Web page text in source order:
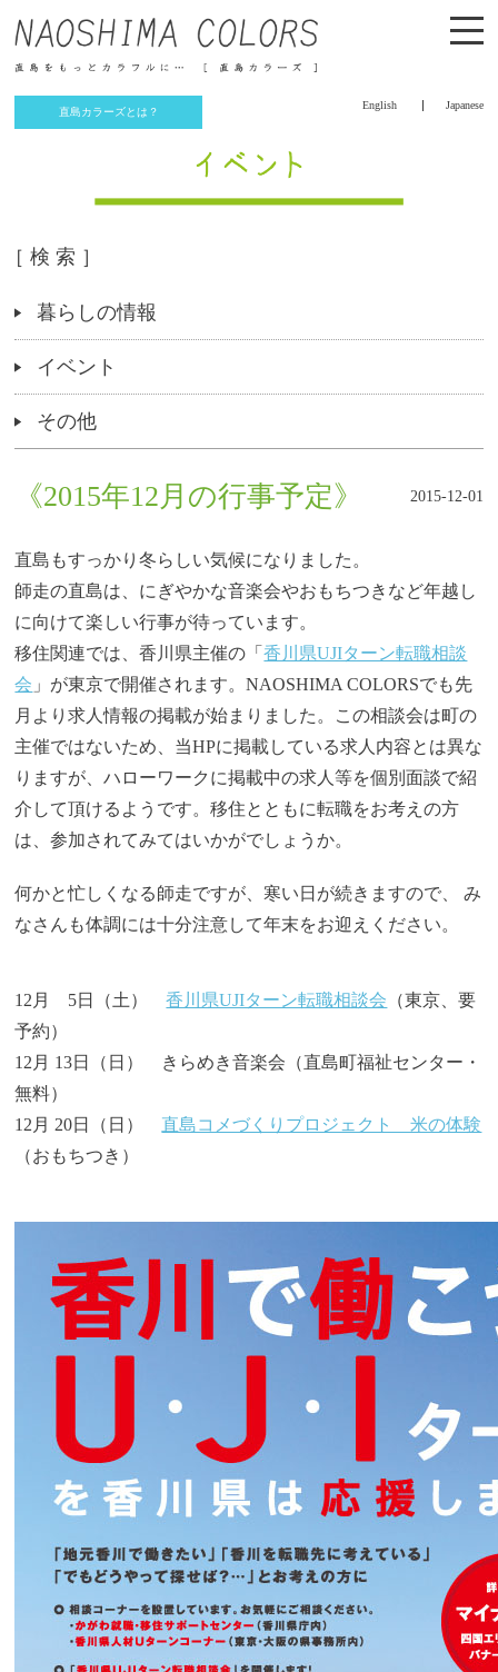
直島カラーズとは？
English Japanese
［ 検 索 ］
暮らしの情報
イベント
その他
《2015年12月の行事予定》 2015-12-01
直島もすっかり冬らしい気候になりました。
師走の直島は、にぎやかな音楽会やおもちつきなど年越し
に向けて楽しい行事が待っています。
移住関連では、香川県主催の「香川県UJIターン転職相談
会 」が東京で開催されます。NAOSHIMA COLORSでも先
月より求人情報の掲載が始まりました。この相談会は町の
主催ではないため、当HPに掲載している求人内容とは異な
りますが、ハローワークに掲載中の求人等を個別面談で紹
介して頂けるようです。移住とともに転職をお考えの方
は、参加されてみてはいかがでしょうか。
何かと忙しくなる師走ですが、 寒い日が続きますので、み
なさんも体調には十分注意して年末をお迎えください。
12月 5日（土）香川県UJIターン転職相談会 （東京、要
予約）
12月 13日（日） きらめき音楽会（直島町福祉センター・
無料）
12月 20日（日） 直島コメづくりプロジェクト 米の体験
（おもちつき）